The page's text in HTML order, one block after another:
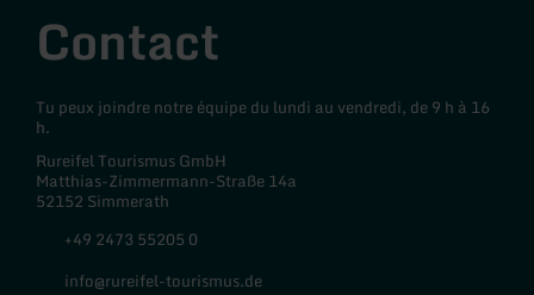
Contact
Tu peux joindre notre équipe du lundi au vendredi, de 9 h à 16
h.
Rureifel Tourismus GmbH
Matthias-Zimmermann-Straße 14a
52152 Simmerath
+49 2473 55205 0
info@rureifel-tourismus.de